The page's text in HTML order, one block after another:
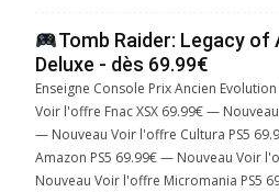
Tomb Raider: Legacy of
Deluxe - dès 69.99€
Enseigne Console Prix Ancien
Voir l'offre Fnac XSX 69.99€ —
— Nouveau Voir l'offre Cultura PS5
Amazon PS5 69.99€ — Nouveau Voir
Nouveau Voir l'offre Micromania PS5